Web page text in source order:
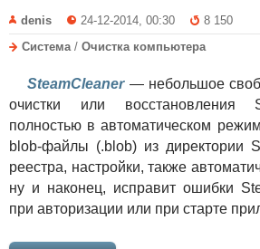
denis 24-12-2014, 00:30
8 150
Система/ Очистка компьютера
SteamCleaner— небольшое
очистки или восстановления
полностью в автоматическом
blob-файлы (.blob) из директории
реестра, настройки, также
ну и наконец, исправит ошибки
при авторизации или при старте